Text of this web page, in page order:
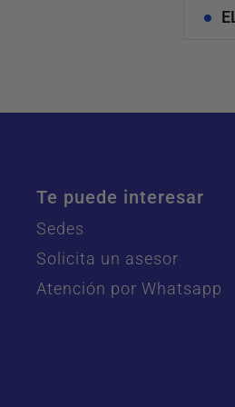
Te puede interesar
Sedes
Solicita un asesor
Atención por Whatsapp